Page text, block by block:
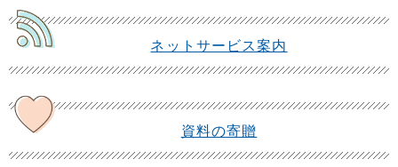
ネットサービス案内
資料の寄贈